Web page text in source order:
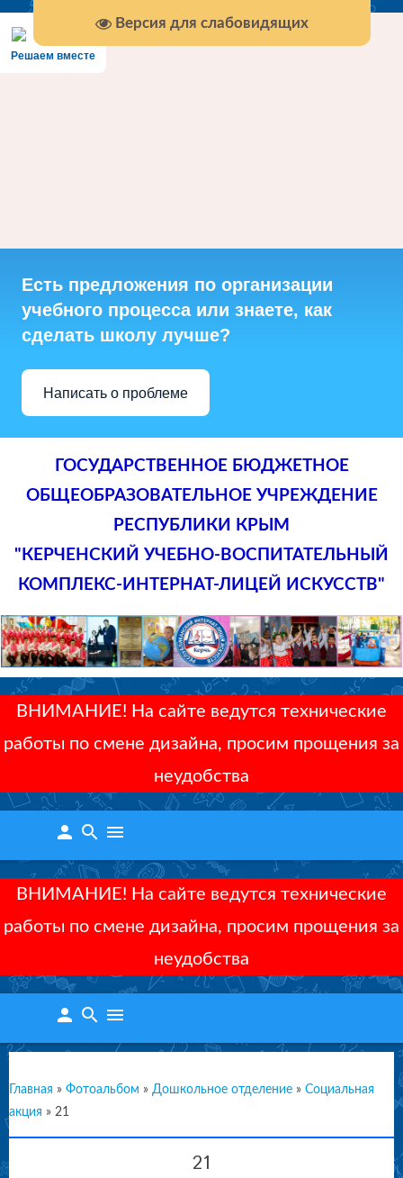
Версия для слабовидящих
Решаем вместе
Есть предложения по организации
учебного процесса или знаете, как
сделать школу лучше?
Написать о проблеме
ГОСУДАРСТВЕННОЕ БЮДЖЕТНОЕ
ОБЩЕОБРАЗОВАТЕЛЬНОЕ УЧРЕЖДЕНИЕ
РЕСПУБЛИКИ КРЫМ
"КЕРЧЕНСКИЙ УЧЕБНО-ВОСПИТАТЕЛЬНЫЙ
КОМПЛЕКС-ИНТЕРНАТ-ЛИЦЕЙ ИСКУССТВ"
ВНИМАНИЕ! На сайте ведутся технические
работы по смене дизайна, просим прощения за
неудобства
person search menu
ВНИМАНИЕ! На сайте ведутся технические
работы по смене дизайна, просим прощения за
неудобства
person search menu
Главная » Фотоальбом » Дошкольное отделение » Социальная
акция » 21
21